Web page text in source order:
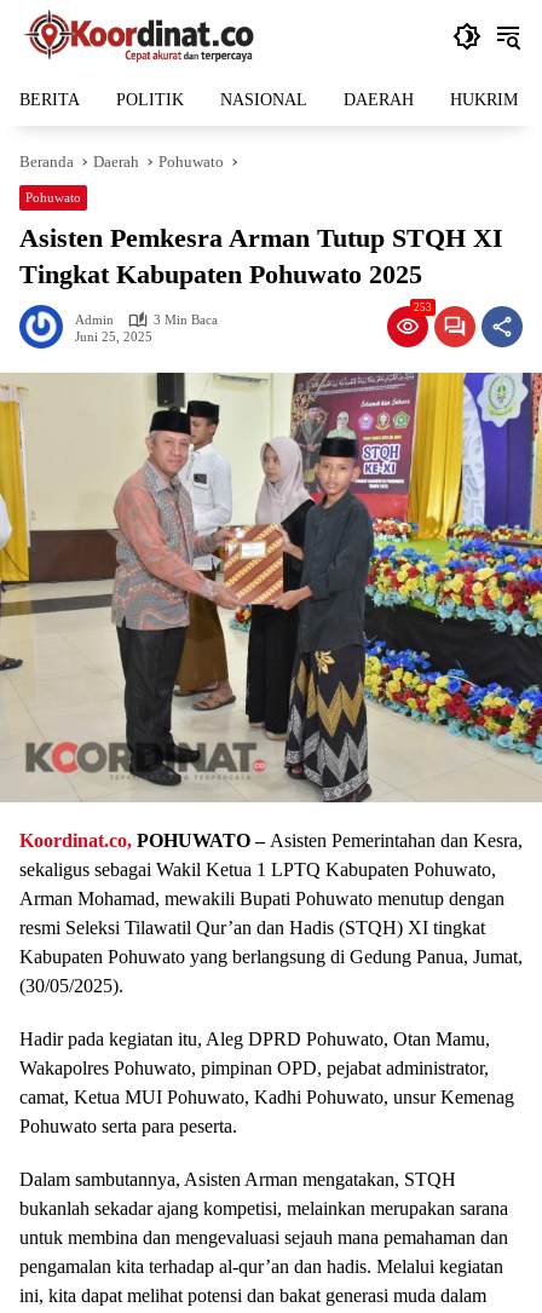
Langsung
BERITA POLITIK NASIONAL DAERAH HUKRIM
Beranda Daerah Pohuwato
Pohuwato
Asisten Pemkesra Arman Tutup STQH XI
Tingkat Kabupaten Pohuwato 2025
Admin
3 Min Baca
Juni 25, 2025
253
Koordinat.co, POHUWATO – Asisten Pemerintahan dan Kesra,
sekaligus sebagai Wakil Ketua 1 LPTQ Kabupaten Pohuwato,
Arman Mohamad, mewakili Bupati Pohuwato menutup dengan
resmi Seleksi Tilawatil Qur’an dan Hadis (STQH) XI tingkat
Kabupaten Pohuwato yang berlangsung di Gedung Panua, Jumat,
(30/05/2025).
Hadir pada kegiatan itu, Aleg DPRD Pohuwato, Otan Mamu,
Wakapolres Pohuwato, pimpinan OPD, pejabat administrator,
camat, Ketua MUI Pohuwato, Kadhi Pohuwato, unsur Kemenag
Pohuwato serta para peserta.
Dalam sambutannya, Asisten Arman mengatakan, STQH
bukanlah sekadar ajang kompetisi, melainkan merupakan sarana
untuk membina dan mengevaluasi sejauh mana pemahaman dan
pengamalan kita terhadap al-qur’an dan hadis. Melalui kegiatan
ini, kita dapat melihat potensi dan bakat generasi muda dalam